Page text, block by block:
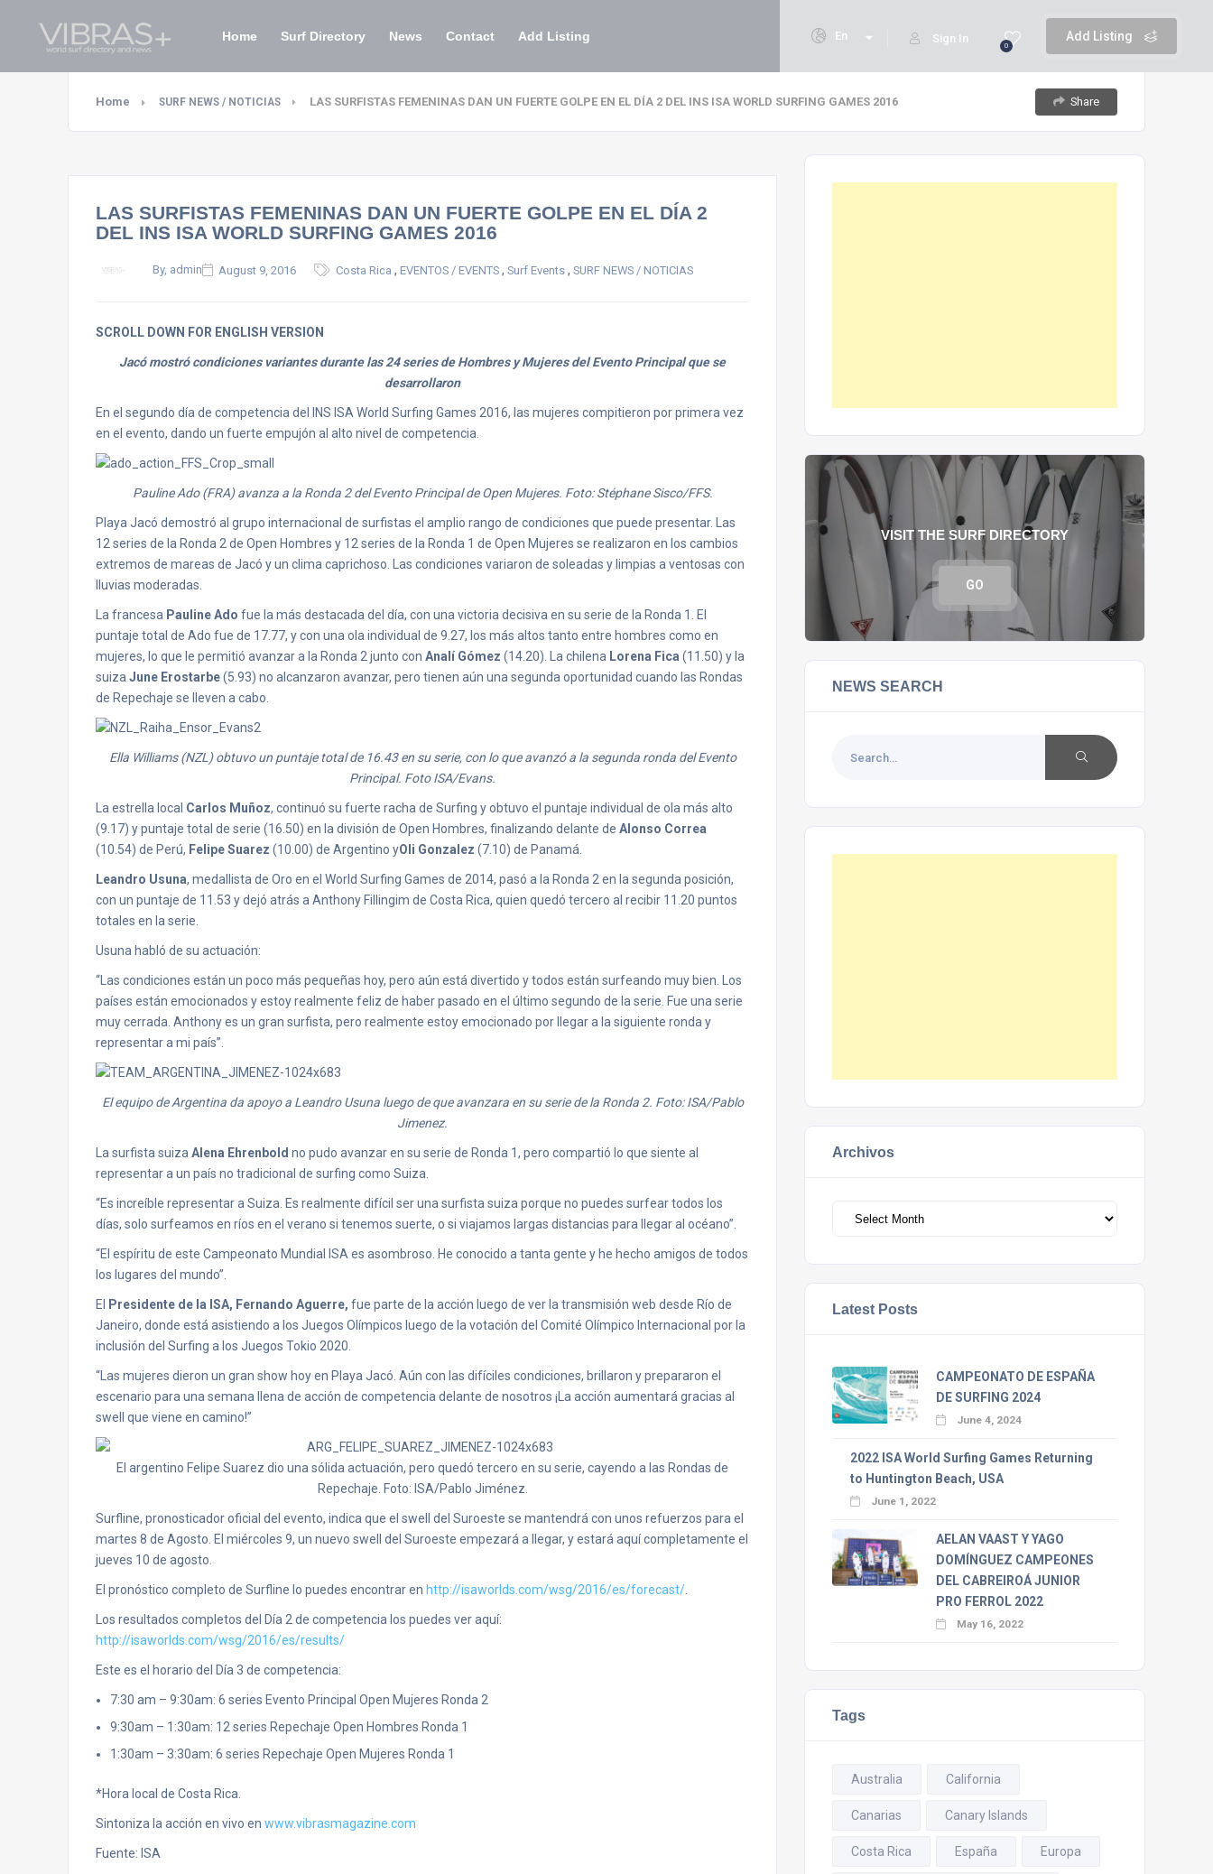
Add Listing
0
Sign In
En
Home Surf Directory News Contact Add Listing
Home SURF NEWS / NOTICIAS LAS SURFISTAS FEMENINAS DAN UN FUERTE GOLPE EN EL DÍA 2 DEL INS ISA WORLD SURFING GAMES 2016 Share
LAS SURFISTAS FEMENINAS DAN UN FUERTE GOLPE EN EL DÍA 2
DEL INS ISA WORLD SURFING GAMES 2016
By, admin August 9, 2016 Costa Rica , EVENTOS / EVENTS , Surf Events , SURF NEWS / NOTICIAS
SCROLL DOWN FOR ENGLISH VERSION
Jacó mostró condiciones variantes durante las 24 series de Hombres y Mujeres del Evento Principal que se
desarrollaron
En el segundo día de competencia del INS ISA World Surfing Games 2016, las mujeres compitieron por primera vez
en el evento, dando un fuerte empujón al alto nivel de competencia.
Pauline Ado (FRA) avanza a la Ronda 2 del Evento Principal de Open Mujeres. Foto: Stéphane Sisco/FFS.
Playa Jacó demostró al grupo internacional de surfistas el amplio rango de condiciones que puede presentar. Las
12 series de la Ronda 2 de Open Hombres y 12 series de la Ronda 1 de Open Mujeres se realizaron en los cambios
extremos de mareas de Jacó y un clima caprichoso. Las condiciones variaron de soleadas y limpias a ventosas con
lluvias moderadas.
La francesa Pauline Ado fue la más destacada del día, con una victoria decisiva en su serie de la Ronda 1. El
puntaje total de Ado fue de 17.77, y con una ola individual de 9.27, los más altos tanto entre hombres como en
mujeres, lo que le permitió avanzar a la Ronda 2 junto con Analí Gómez (14.20). La chilena Lorena Fica (11.50) y la
suiza June Erostarbe(5.93) no alcanzaron avanzar, pero tienen aún una segunda oportunidad cuando las Rondas
de Repechaje se lleven a cabo.
Ella Williams (NZL) obtuvo un puntaje total de 16.43 en su serie, con lo que avanzó a la segunda ronda del Evento
Principal. Foto ISA/Evans.
La estrella local Carlos Muñoz, continuó su fuerte racha de Surfing y obtuvo el puntaje individual de ola más alto
(9.17) y puntaje total de serie (16.50) en la división de Open Hombres, finalizando delante de Alonso Correa
(10.54) de Perú, Felipe Suarez (10.00) de Argentino yOli Gonzalez (7.10) de Panamá.
Leandro Usuna, medallista de Oro en el World Surfing Games de 2014, pasó a la Ronda 2 en la segunda posición,
con un puntaje de 11.53 y dejó atrás a Anthony Fillingim de Costa Rica, quien quedó tercero al recibir 11.20 puntos
totales en la serie.
Usuna habló de su actuación:
“Las condiciones están un poco más pequeñas hoy, pero aún está divertido y todos están surfeando muy bien. Los
países están emocionados y estoy realmente feliz de haber pasado en el último segundo de la serie. Fue una serie
muy cerrada. Anthony es un gran surfista, pero realmente estoy emocionado por llegar a la siguiente ronda y
representar a mi país”.
El equipo de Argentina da apoyo a Leandro Usuna luego de que avanzara en su serie de la Ronda 2. Foto: ISA/Pablo
Jimenez.
La surfista suiza Alena Ehrenbold no pudo avanzar en su serie de Ronda 1, pero compartió lo que siente al
representar a un país no tradicional de surfing como Suiza.
“Es increíble representar a Suiza. Es realmente difícil ser una surfista suiza porque no puedes surfear todos los
días, solo surfeamos en ríos en el verano si tenemos suerte, o si viajamos largas distancias para llegar al océano”.
“El espíritu de este Campeonato Mundial ISA es asombroso. He conocido a tanta gente y he hecho amigos de todos
los lugares del mundo”.
El Presidente de la ISA, Fernando Aguerre, fue parte de la acción luego de ver la transmisión web desde Río de
Janeiro, donde está asistiendo a los Juegos Olímpicos luego de la votación del Comité Olímpico Internacional por la
inclusión del Surfing a los Juegos Tokio 2020.
“Las mujeres dieron un gran show hoy en Playa Jacó. Aún con las difíciles condiciones, brillaron y prepararon el
escenario para una semana llena de acción de competencia delante de nosotros ¡La acción aumentará gracias al
swell que viene en camino!”
El argentino Felipe Suarez dio una sólida actuación, pero quedó tercero en su serie, cayendo a las Rondas de
Repechaje. Foto: ISA/Pablo Jiménez.
Surfline, pronosticador oficial del evento, indica que el swell del Suroeste se mantendrá con unos refuerzos para el
martes 8 de Agosto. El miércoles 9, un nuevo swell del Suroeste empezará a llegar, y estará aquí completamente el
jueves 10 de agosto.
El pronóstico completo de Surfline lo puedes encontrar en http://isaworlds.com/wsg/2016/es/forecast/
Los resultados completos del Día 2 de competencia los puedes ver aquí:
http://isaworlds.com/wsg/2016/es/results/
Este es el horario del Día 3 de competencia:
7:30 am – 9:30am: 6 series Evento Principal Open Mujeres Ronda 2
9:30am – 1:30am: 12 series Repechaje Open Hombres Ronda 1
1:30am – 3:30am: 6 series Repechaje Open Mujeres Ronda 1
*Hora local de Costa Rica.
Sintoniza la acción en vivo en www.vibrasmagazine.com
Fuente: ISA
VISIT THE SURF DIRECTORY
GO
NEWS SEARCH
Archivos
Latest Posts
CAMPEONATO DE ESPAÑA
DE SURFING 2024
June 4, 2024
2022 ISA World Surfing Games Returning
to Huntington Beach, USA
June 1, 2022
AELAN VAAST Y YAGO
DOMÍNGUEZ CAMPEONES
DEL CABREIROÁ JUNIOR
PRO FERROL 2022
May 16, 2022
Tags
Australia California
Canarias Canary Islands
Costa Rica España Europa